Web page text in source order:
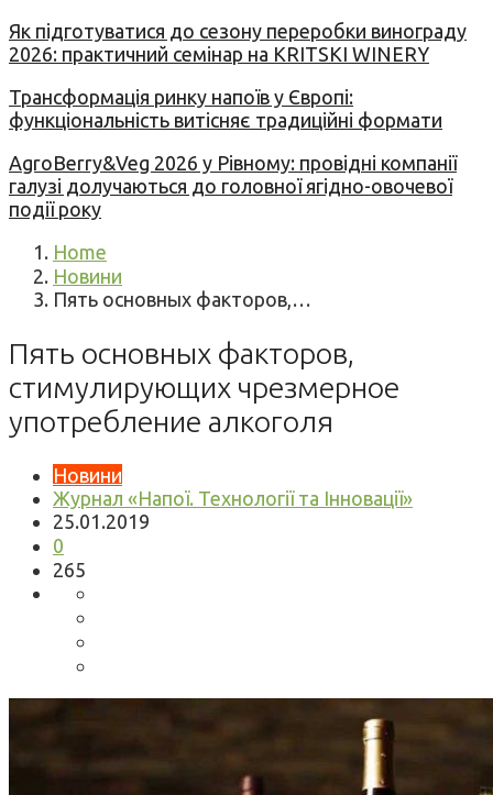
Як підготуватися до сезону переробки винограду
2026: практичний семінар на KRITSKI WINERY
Трансформація ринку напоїв у Європі:
функціональність витісняє традиційні формати
AgroBerry&Veg 2026 у Рівному: провідні компанії
галузі долучаються до головної ягідно-овочевої
події року
Home
Новини
Пять основных факторов,…
Пять основных факторов,
стимулирующих чрезмерное
употребление алкоголя
Новини
Журнал «Напої. Технології та Інновації»
25.01.2019
0
265